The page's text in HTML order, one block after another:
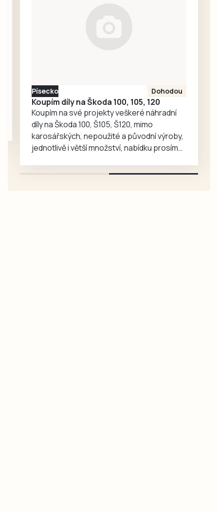
Písecko Dohodou
Koupím díly na Škoda 100, 105, 120
Koupím na své projekty veškeré náhradní
díly na Škoda 100, Š105, Š120, mimo
karosářských, nepoužité a původní výroby,
jednotlivě i větší množství, nabídku prosím